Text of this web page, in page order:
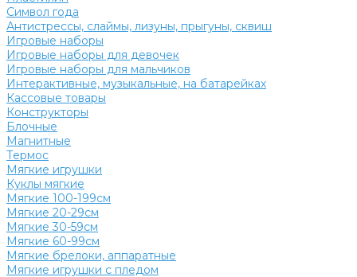
Символ года
Антистрессы, слаймы, лизуны, прыгуны, сквиш
Игровые наборы
Игровые наборы для девочек
Игровые наборы для мальчиков
Интерактивные, музыкальные, на батарейках
Кассовые товары
Конструкторы
Блочные
Магнитные
Термос
Мягкие игрушки
Куклы мягкие
Мягкие 100-199см
Мягкие 20-29см
Мягкие 30-59см
Мягкие 60-99см
Мягкие брелоки, аппаратные
Мягкие игрушки с пледом